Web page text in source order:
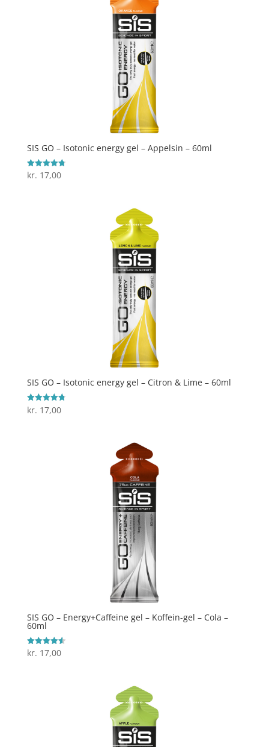
SIS GO – Isotonic energy gel – Appelsin – 60ml
Vurderet
4.8
kr. 17,00
SIS GO – Isotonic energy gel – Citron & Lime – 60ml
Vurderet
4.8
kr. 17,00
SIS GO – Energy+Caffeine gel – Koffein-gel – Cola –
60ml
Vurderet
4.6
kr. 17,00